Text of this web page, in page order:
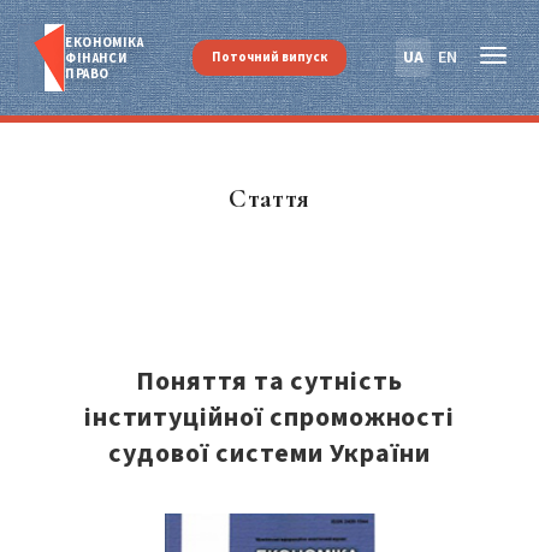
ЕКОНОМІКА
ФІНАНСИ
ПРАВО
UA EN
Поточний випуск
Стаття
Поняття та сутність
інституційної спроможності
судової системи України